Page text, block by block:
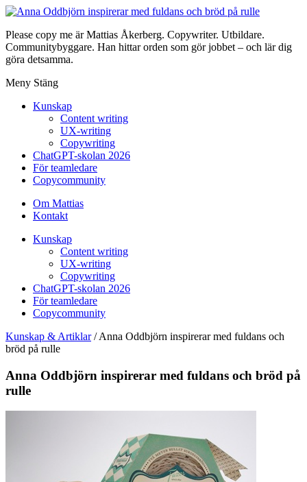
Please copy me är Mattias Åkerberg. Copywriter. Utbildare.
Communitybyggare. Han hittar orden som gör jobbet – och lär dig
göra detsamma.
Meny Stäng
Kunskap
Content writing
UX-writing
Copywriting
ChatGPT-skolan 2026
För teamledare
Copycommunity
Om Mattias
Kontakt
Kunskap
Content writing
UX-writing
Copywriting
ChatGPT-skolan 2026
För teamledare
Copycommunity
Kunskap & Artiklar/Anna Oddbjörn inspirerar med fuldans och
bröd på rulle
Anna Oddbjörn inspirerar med fuldans och bröd på
rulle